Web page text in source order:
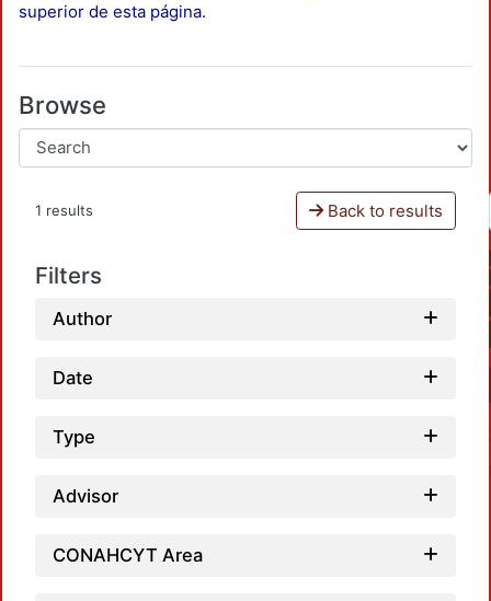
superior de esta página.
Browse
1 results Back to results
Filters
Author
Date
Type
Advisor
CONAHCYT Area